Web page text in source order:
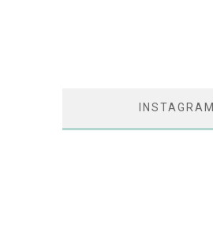
INSTAGRAM